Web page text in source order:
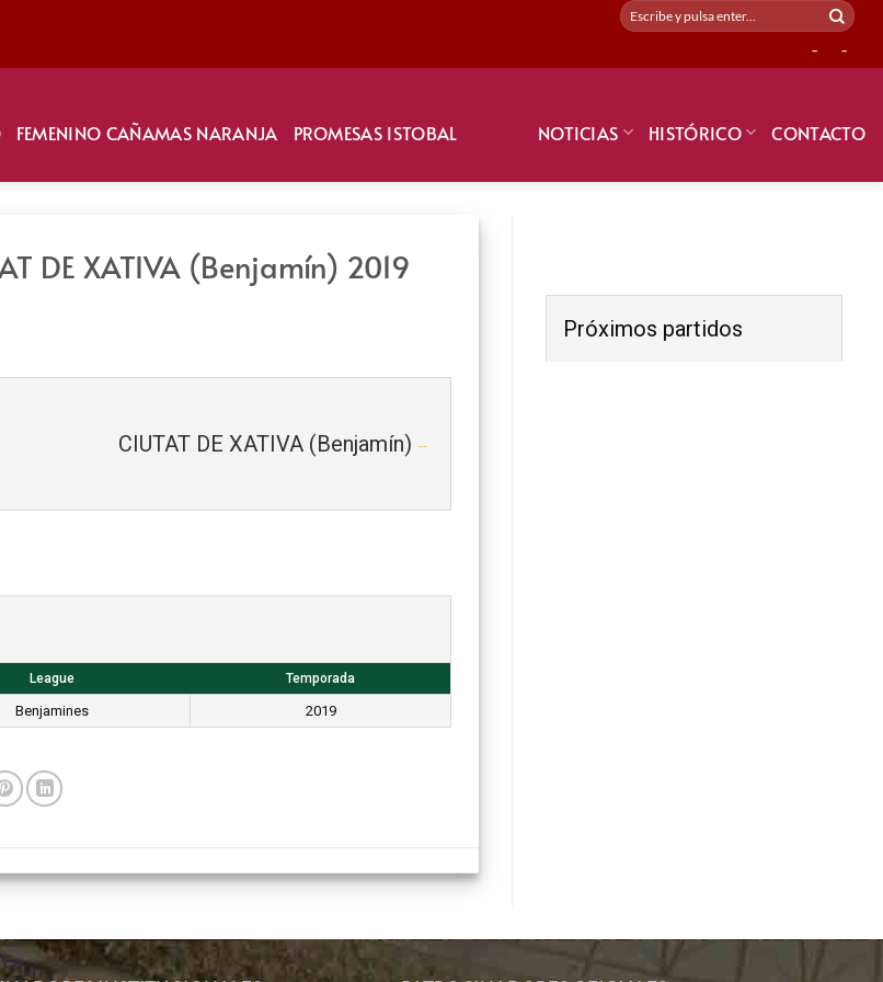
- -
FEMENINO CAÑAMAS NARANJA PROMESAS ISTOBAL NOTICIAS HISTÓRICO CONTACTO
DE XATIVA (Benjamín) 2019
CIUTAT DE XATIVA (Benjamín) 2019
League Temporada
Benjamines 2019
Próximos partidos